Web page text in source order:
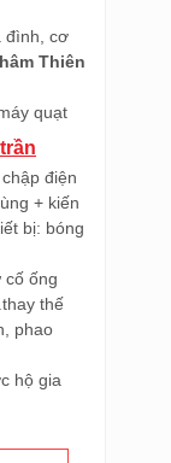
đình, cơ
Thiên
quạt
điện
+ kiến
bị: bóng
cố ống
thế
phao
hộ gia